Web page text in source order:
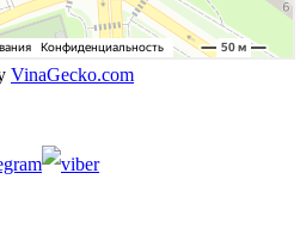
VinaGecko.com